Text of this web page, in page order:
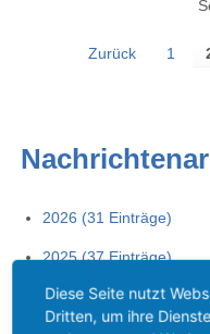
Zurück 1
2026 (31 Einträge)
2025 (37 Einträge)
2024 (40 Einträge)
Diese Seite nutzt
Dritten, um ihre